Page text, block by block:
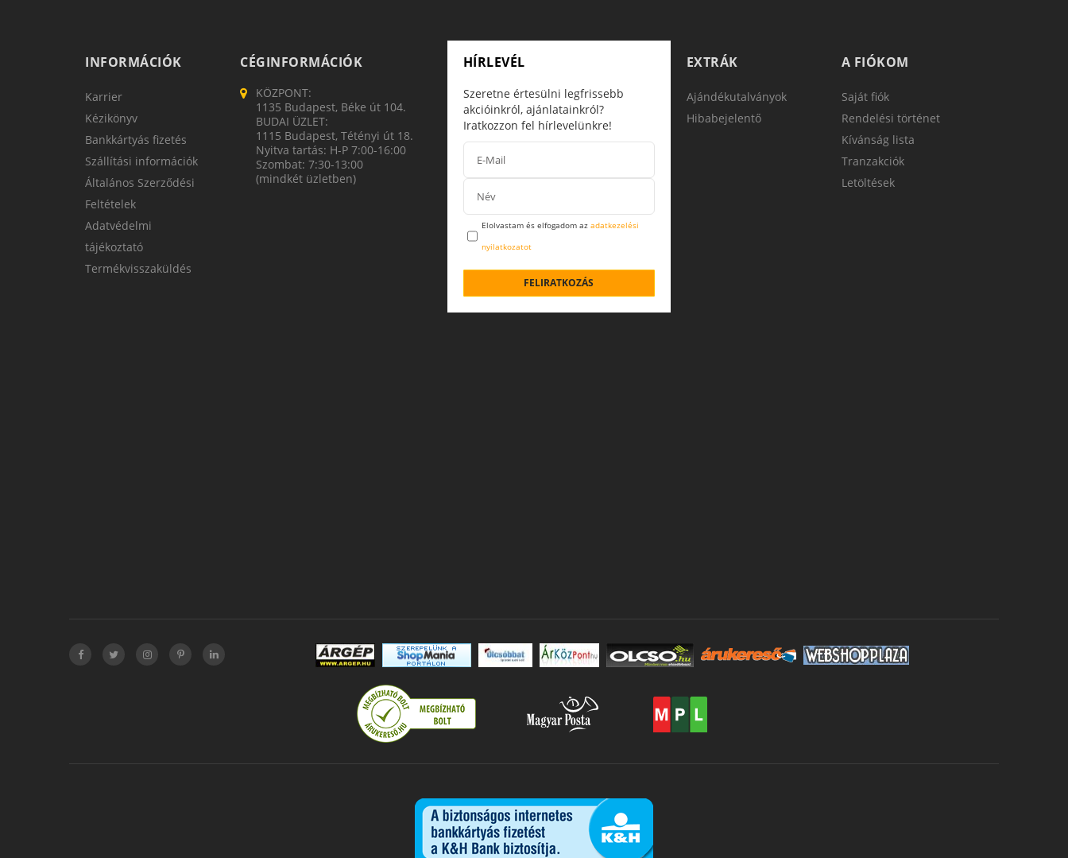
INFORMÁCIÓK
Karrier
Kézikönyv
Bankkártyás fizetés
Szállítási információk
Általános Szerződési
Feltételek
Adatvédelmi
tájékoztató
Termékvisszaküldés
CÉGINFORMÁCIÓK
KÖZPONT:
1135 Budapest, Béke út 104.
BUDAI ÜZLET:
1115 Budapest, Tétényi út 18.
Nyitva tartás: H-P 7:00-16:00
Szombat: 7:30-13:00
(mindkét üzletben)
HÍRLEVÉL
Szeretne értesülni legfrissebb
akcióinkról, ajánlatainkról?
Iratkozzon fel hírlevelünkre!
Elolvastam és elfogadom az adatkezelési
nyilatkozatot
FELIRATKOZÁS
EXTRÁK
Ajándékutalványok
Hibabejelentő
A FIÓKOM
Saját fiók
Rendelési történet
Kívánság lista
Tranzakciók
Letöltések